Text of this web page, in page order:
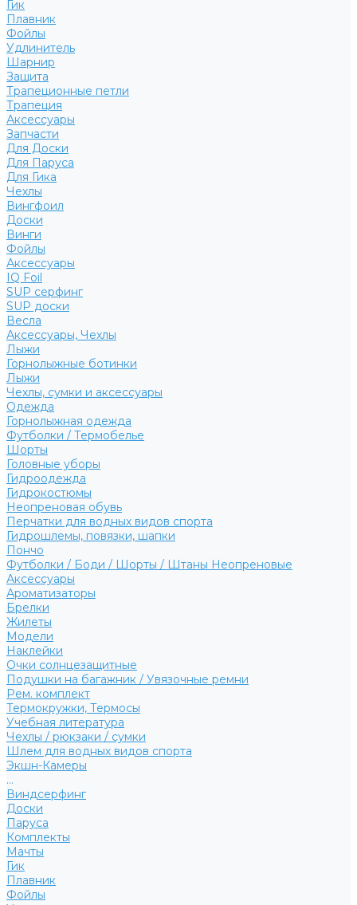
Гик
Плавник
Фойлы
Удлинитель
Шарнир
Защита
Трапеционные петли
Трапеция
Аксессуары
Запчасти
Для Доски
Для Паруса
Для Гика
Чехлы
Вингфоил
Доски
Винги
Фойлы
Аксессуары
IQ Foil
SUP серфинг
SUP доски
Весла
Аксессуары, Чехлы
Лыжи
Горнолыжные ботинки
Лыжи
Чехлы, сумки и аксессуары
Одежда
Горнолыжная одежда
Футболки / Термобелье
Шорты
Головные уборы
Гидроодежда
Гидрокостюмы
Неопреновая обувь
Перчатки для водных видов спорта
Гидрошлемы, повязки, шапки
Пончо
Футболки / Боди / Шорты / Штаны Неопреновые
Аксессуары
Ароматизаторы
Брелки
Жилеты
Модели
Наклейки
Очки солнцезащитные
Подушки на багажник / Увязочные ремни
Рем. комплект
Термокружки, Термосы
Учебная литература
Чехлы / рюкзаки / сумки
Шлем для водных видов спорта
Экшн-Камеры
...
Виндсерфинг
Доски
Паруса
Комплекты
Мачты
Гик
Плавник
Фойлы